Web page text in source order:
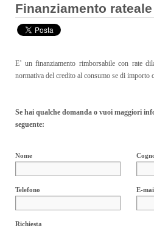
Finanziamento rateale
E’ un finanziamento rimborsabile con rate
normativa del credito al consumo se di importo
Se hai qualche domanda o vuoi maggiori
seguente:
Nome
Telefono E-
Richiesta